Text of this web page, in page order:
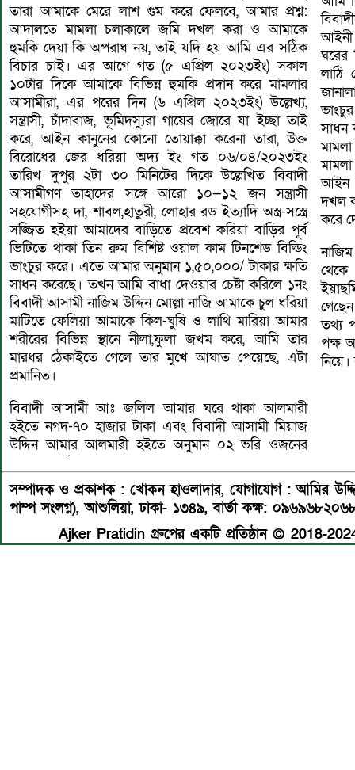
তারা আমাকে মেরে লাশ গুম করে ফেলবে, আমার প্রশ্ন:
আদালতে মামলা চলাকালে জমি দখল করা ও আমাকে
হুমকি দেয়া কি অপরাধ নয়, তাই যদি হয় আমি এর সঠিক
বিচার চাই। এর আগে গত (৫ এপ্রিল ২০২৩ইং) সকাল
১০টার দিকে আমাকে বিভিন্ন হুমকি প্রদান করে মামলার
আসামীরা, এর পরের দিন (৬ এপ্রিল ২০২৩ইং) উল্লেখ্য,
সন্ত্রাসী, চাঁদাবাজ, ভূমিদস্যুরা গায়ের জোরে যা ইচ্ছা তাই
করে, আইন কানুনের কোনো তোয়াক্কা করেনা তারা, উক্ত
বিরোধের জের ধরিয়া অদ্য ইং গত ০৬/০৪/২০২৩ইং
তারিখ দুপুর ২টা ৩০ মিনিটের দিকে উল্লেখিত বিবাদী
আসামীগণ তাহাদের সঙ্গে আরো ১০—১২ জন সন্ত্রাসী
সহযোগীসহ দা, শাবল,হাতুরী, লোহার রড ইত্যাদি অস্ত্র-সস্ত্রে
সজ্জিত হইয়া আমাদের বাড়িতে প্রবেশ করিয়া বাড়ির পূর্ব
ভিটিতে থাকা তিন রুম বিশিষ্ট ওয়াল কাম টিনশেড বিল্ডিং
ভাংচুর করে। এতে আমার অনুমান ১,৫০,০০০/ টাকার ক্ষতি
সাধন করেছে। তখন আমি বাধা দেওয়ার চেষ্টা করিলে ১নং
বিবাদী আসামী নাজিম উদ্দিন মোল্লা নাজি আমাকে চুল ধরিয়া
মাটিতে ফেলিয়া আমাকে কিল-ঘুষি ও লাথি মারিয়া আমার
শরীরের বিভিন্ন স্থানে নীলা,ফুলা জখম করে, আমি তার
মারধর ঠেকাইতে গেলে তার মুখে আঘাত পেয়েছে, এটা
প্রমানিত।
বিবাদী আসামী আঃ জলিল আমার ঘরে থাকা আলমারী
হইতে নগদ-৭০ হাজার টাকা এবং বিবাদী আসামী মিয়াজ
উদ্দিন আমার আলমারী হইতে অনুমান ০২ ভরি ওজনের
আইনী
ঘরের
লাঠি
সাধন
আইন
দখল
করে
তথ্য
পক্ষ
সম্পাদক ও প্রকাশক : খোকন হাওলাদার, যোগাযোগ : আমির
পাম্প সংলগ্ন), আশুলিয়া, ঢাকা- ১৩৪৯,বার্তা কক্ষ:
Ajker Pratidin গ্রুপের একটি প্রতিষ্ঠান © 2018-